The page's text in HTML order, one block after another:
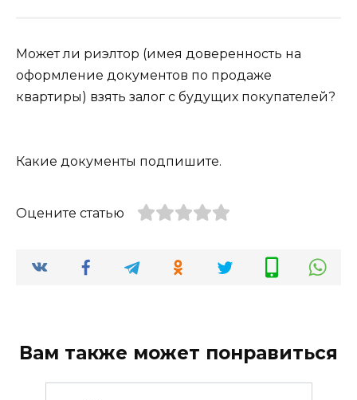
Может ли риэлтор (имея доверенность на
оформление документов по продаже
квартиры) взять залог с будущих покупателей?
Какие документы подпишите.
Оцените статью
Вам также может понравиться